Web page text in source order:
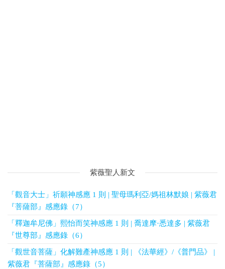
紫薇聖人新文
「觀音大士」祈願神感應 1 則 | 聖母瑪利亞/媽祖林默娘 | 紫薇君
『菩薩部』感應錄（7）
「釋迦牟尼佛」熙怡而笑神感應 1 則 | 喬達摩·悉達多 | 紫薇君
『世尊部』感應錄（6）
「觀世音菩薩」化解難產神感應 1 則 | 《法華經》/《普門品》 |
紫薇君『菩薩部』感應錄（5）